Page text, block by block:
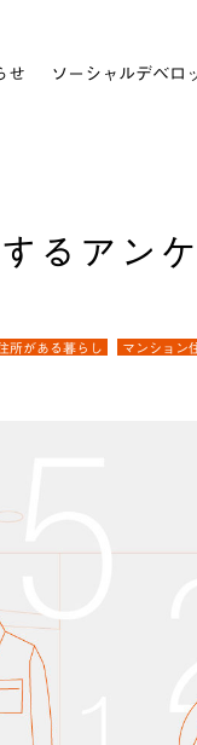
せ ソーシャルデベロ
るアン
所がある暮らし マンション